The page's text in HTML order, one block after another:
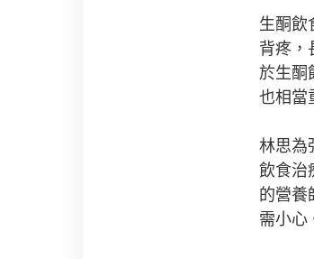
生酮飲
背疼，
於生酮
也相當
林思為
飲食治
的營養
需小心